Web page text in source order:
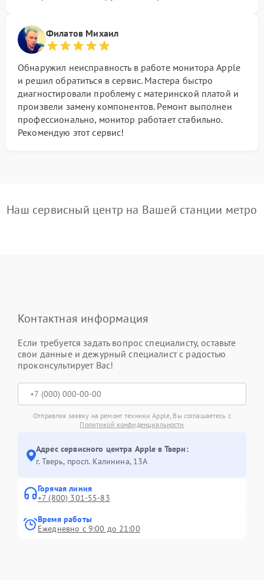
Филатов Михаил
Обнаружил неисправность в работе монитора Apple
и решил обратиться в сервис. Мастера быстро
диагностировали проблему с материнской платой и
произвели замену компонентов. Ремонт выполнен
профессионально, монитор работает стабильно.
Рекомендую этот сервис!
Наш сервисный центр на Вашей станции метро
Контактная информация
Если требуется задать вопрос специалисту, оставьте
свои данные и дежурный специалист с радостью
проконсультирует Вас!
Отправляя заявку на ремонт техники Apple, Вы соглашаетесь с
Политикой конфиденциальности
Адрес сервисного центра Apple в Твери:
г. Тверь, просп. Калинина, 13А
Горячая линия
+7 (800) 301-55-83
Время работы
Ежедневно с 9:00 до 21:00